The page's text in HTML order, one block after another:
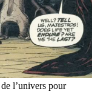
l’univers pour